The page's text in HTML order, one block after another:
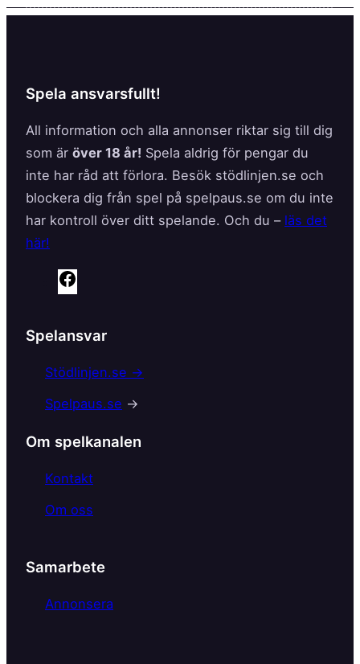
Spela ansvarsfullt!
All information och alla annonser riktar sig till dig
som är över 18 år! Spela aldrig för pengar du
inte har råd att förlora. Besök stödlinjen.se och
blockera dig från spel på spelpaus.se om du inte
har kontroll över ditt spelande. Och du – läs det
här!
e
b
o
k
Spelansvar
Stödlinjen.se →
Spelpaus.se →
Om spelkanalen
Kontakt
Om oss
Samarbete
Annonsera